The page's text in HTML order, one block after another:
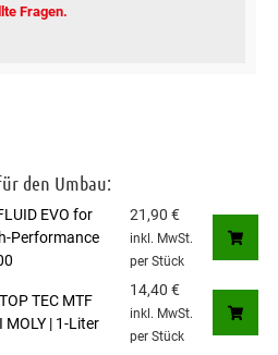
Fragen.
den Umbau:
EVO for
Performance
21,90 €
inkl. MwSt.
per Stück
TEC MTF
MOLY | 1-Liter
14,40 €
inkl. MwSt.
per Stück